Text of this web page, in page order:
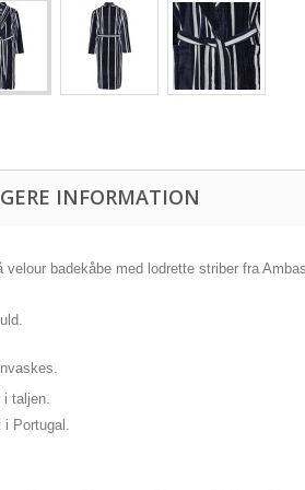
INFORMATION
velour badekåbe med lodrette striber fra
taljen.
Portugal.